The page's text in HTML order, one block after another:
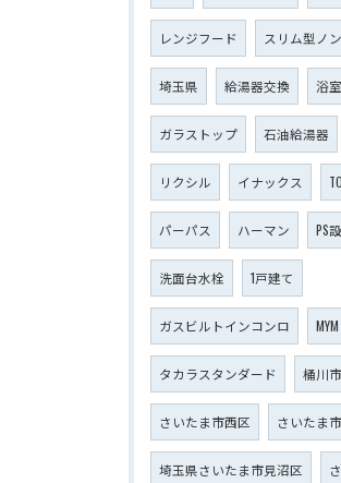
レンジフード スリム型ノ
埼玉県 給湯器交換 浴
ガラストップ 石油給湯器
リクシル イナックス
パーパス ハーマン PS
洗面台水栓 1戸建て
ガスビルトインコンロ MYM
タカラスタンダード 桶川市
さいたま市西区 さいたま
埼玉県さいたま市見沼区